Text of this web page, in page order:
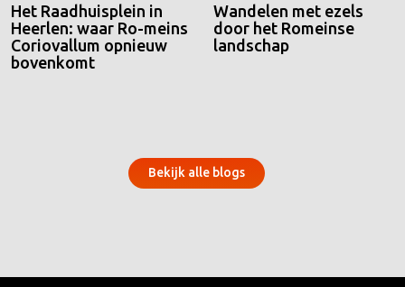
Het Raadhuisplein in
Heerlen: waar Ro-meins
Coriovallum opnieuw
bovenkomt
Wandelen met ezels
door het Romeinse
landschap
Bekijk alle blogs